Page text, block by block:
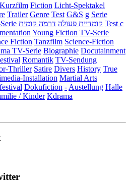
Kurzfilm Fiction Licht-Spektakel
Trailer Genre Test G&S g Serie
קומדיית פעולה דרמה קומית
Test c
Young Fiction TV-Serie
Fiction Tanzfilm Science-Fiction
TV-Serie Biographie Docutainment
Romantik TV-Sendung
Thriller Satire Divers History True
Installation Martial Arts
Dokufiction - Austellung Halle
/ Kinder Kdrama